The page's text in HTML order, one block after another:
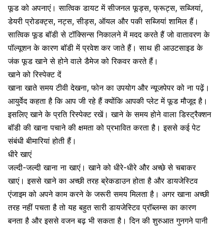
फूड को अपनाएं। सात्विक डायट में सीजनल फूड्स, फ्रूट्स, सब्जियां,
डेयरी प्रोडक्ट्स, नट्स, सीड्स, ऑयल और पकी सब्जियां शामिल हैं।
सात्विक फूड बॉडी से टॉक्सिन्स निकालने में मदद करते हैं जो वातावरण के
पॉल्यूशन के कारण बॉडी में प्रवेश कर जाते हैं। साथ ही आउटसाइड के
जंक फूड खाने से होने वाले डैमेज को रिकवर करते हैं।
खाने को रिस्पेक्ट दें
खाना खाते समय टीवी देखना, फोन का उपयोग और न्यूजपेपर को ना पढ़ें।
आयुर्वेद कहता है कि आप जी रहे हैं क्योंकि आपकी प्लेट में फूड मौजूद है।
इसलिए खाने के प्रति रिस्पेक्ट रखें। खाने के समय होने वाला डिस्ट्रैक्शन
बॉडी की खाना पचाने की क्षमता को प्रभावित करता है। इससे कई पेट
संबंधी बीमारियां होती हैं।
धीरे खाएं
जल्दी-जल्दी खाना ना खाएं। खाने को धीरे-धीरे और अच्छे से चबाकर
खाएं। इससे खाने का अच्छी तरह ब्रेकडाउन होता है और डायजेस्टिव
एंजाइम को अपने काम करने के जरूरी समय मिलता है। अगर खाना अच्छी
तरह नहीं पचता है तो यह बहुत सारी डायजेस्टिव प्रॉब्लम्स का कारण
बनता है और इससे वजन बढ़ भी सकता है। दिन की शुरुआत गुनगने पानी